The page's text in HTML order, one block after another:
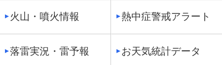
火山・噴火情報 熱中症警戒アラート
落雷実況・雷予報 お天気統計データ